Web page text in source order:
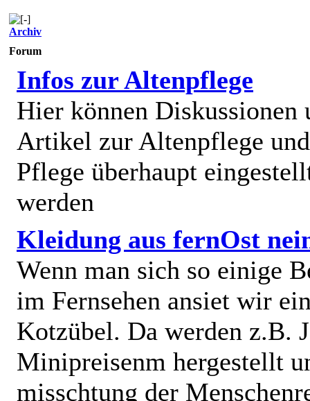
Archiv
Forum
Infos zur Altenpflege
Hier können Diskussionen
Artikel zur Altenpflege
Pflege überhaupt
werden
Kleidung aus fernOst
Wenn man sich so einige
im Fernsehen ansiet wir
Kotzübel. Da werden z.B.
Minipreisenm hergestellt
misschtung der